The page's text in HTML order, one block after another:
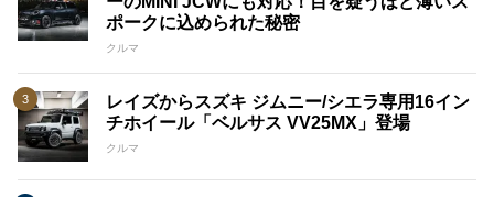
ポークに込められた秘密
クルマ
レイズからスズキ ジムニー/シエラ専用16イン
チホイール「ベルサス VV25MX」登場
クルマ